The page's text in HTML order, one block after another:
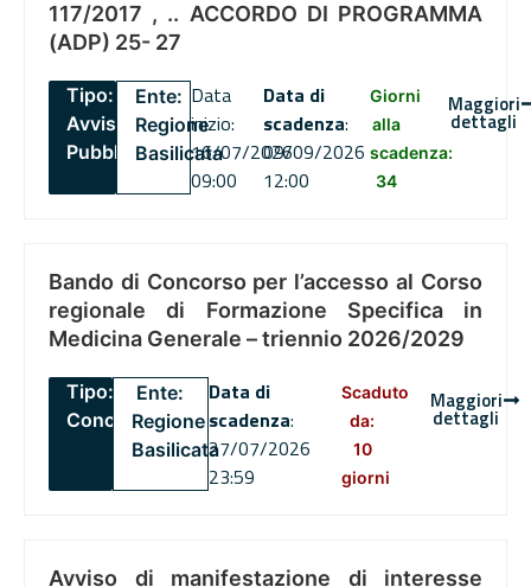
117/2017 , .. ACCORDO DI PROGRAMMA
(ADP) 25- 27
Tipo:
Avviso
Pubblico
Ente:
Regione
Basilicata
Data
inizio:
16/07/2026
09:00
Data di
scadenza:
09/09/2026
12:00
Giorni
alla
scadenza:
34
Maggiori
dettagli
Bando di Concorso per l’accesso al Corso
regionale di Formazione Specifica in
Medicina Generale – triennio 2026/2029
Tipo:
Concorsi
Ente:
Regione
Basilicata
Data di
scadenza:
27/07/2026
23:59
Scaduto
da:
10
giorni
Maggiori
dettagli
Avviso di manifestazione di interesse